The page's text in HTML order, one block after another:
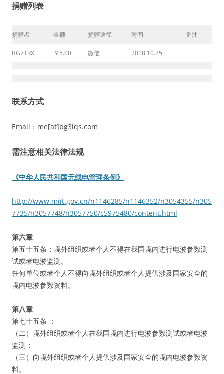
捐赠列表
捐赠者 金额 捐赠途径 时间 备注
BG7TRX ￥5.00 微信 2018.10.25
联系方式
Email：me[at]bg3iqs.com
需注意相关法律法规
《中华人民共和国无线电管理条例》
http://www.miit.gov.cn/n1146285/n1146352/n3054355/n305
7735/n3057748/n3057750/c5975480/content.html
第六章
第五十五条：境外组织或者个人不得在我国境内进行电波参数测
试或者电波监测。
任何单位或者个人不得向境外组织或者个人提供涉及国家安全的
境内电波参数资料。
第八章
第七十五条 ：
（二）境外组织或者个人在我国境内进行电波参数测试或者电波
监测；
（三）向境外组织或者个人提供涉及国家安全的境内电波参数资
料。